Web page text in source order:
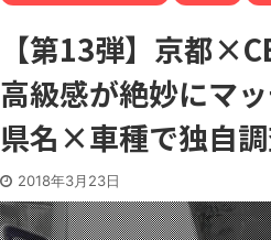
【第13弾】京都
高級感が絶妙にマ
県名×車種で独自
2018年3月23日